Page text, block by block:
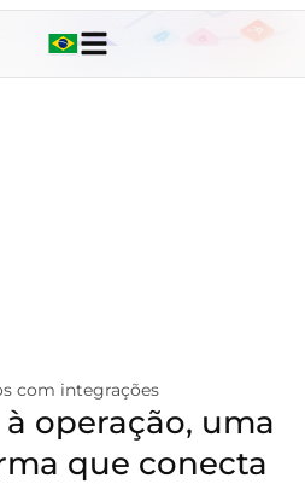
com integrações
operação, uma
que conecta